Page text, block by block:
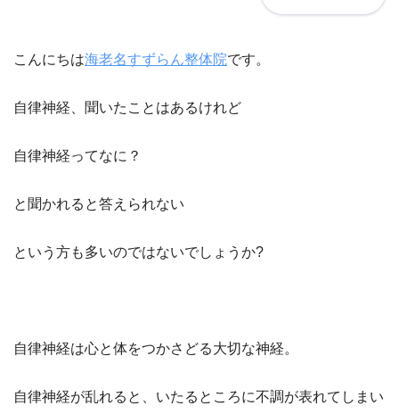
こんにちは海老名すずらん整体院です。
自律神経、聞いたことはあるけれど
自律神経ってなに？
と聞かれると答えられない
という方も多いのではないでしょうか?
自律神経は心と体をつかさどる大切な神経。
自律神経が乱れると、いたるところに不調が表れてしまい